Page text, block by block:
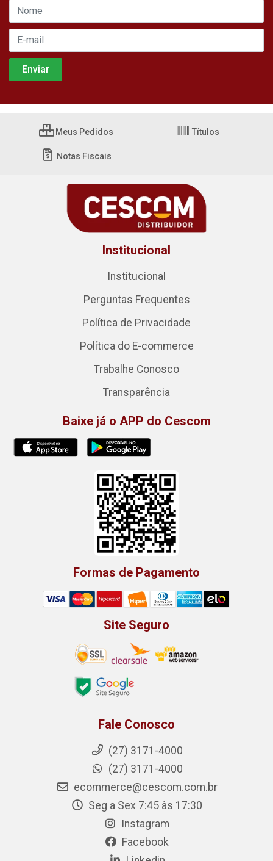
Meus Pedidos Títulos
Notas Fiscais
Institucional
Institucional
Perguntas Frequentes
Política de Privacidade
Política do E-commerce
Trabalhe Conosco
Transparência
Baixe já o APP do Cescom
Formas de Pagamento
Site Seguro
Fale Conosco
(27) 3171-4000
(27) 3171-4000
ecommerce@cescom.com.br
Seg a Sex 7:45 às 17:30
Instagram
Facebook